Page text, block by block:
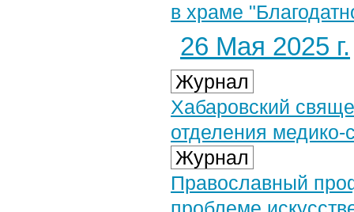
в храме
26 Мая 2025 г.
Журнал
Хабаровский
отделения
Журнал
Православный